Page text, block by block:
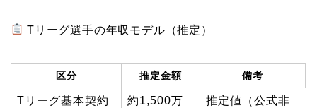
Tリーグ選手の年収モデル（推定）
区分 推定金額 備考
Tリーグ基本契約
約1,500万
推定値（公式非